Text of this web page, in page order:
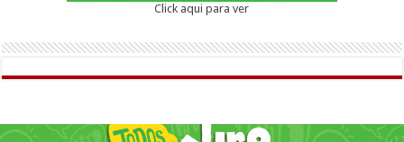
Click aqui para ver